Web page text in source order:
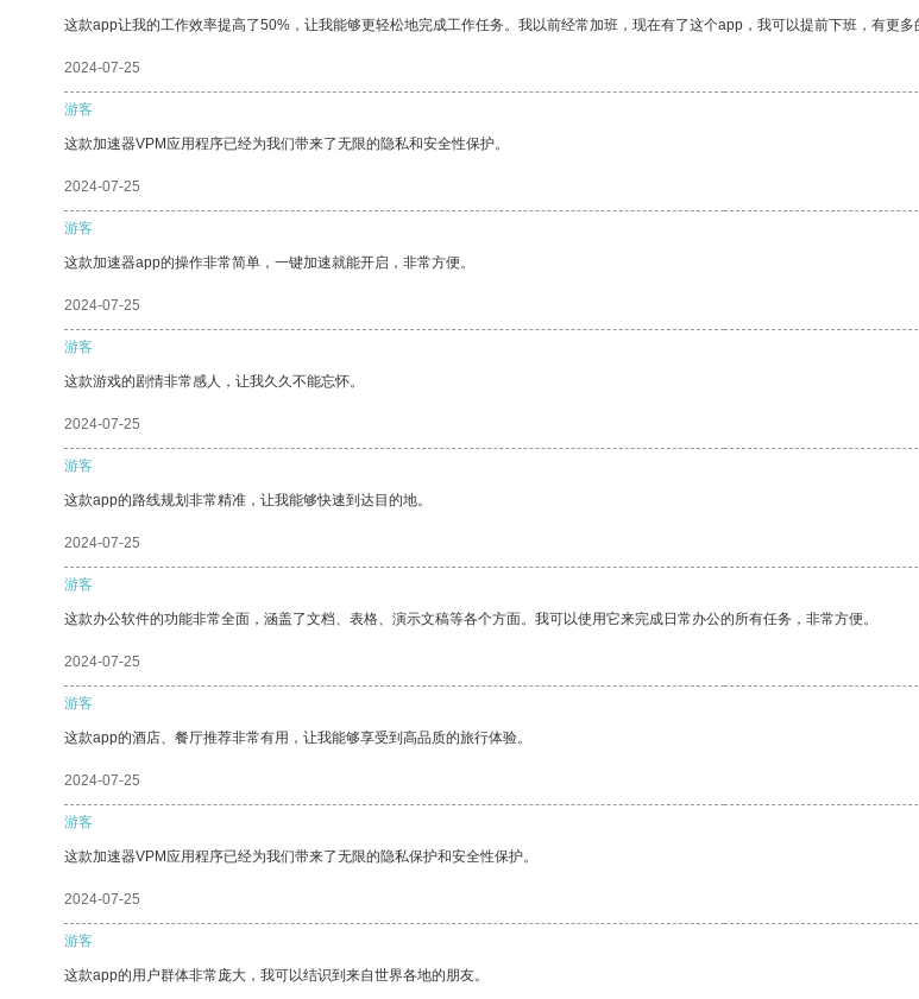
这款app让我的工作效率提高了50%，让我能够更轻松地完成工作任务。我以前经常加班，现在有了这个app，我可以提前下班，有更多
2024-07-25
游客
这款加速器VPM应用程序已经为我们带来了无限的隐私和安全性保护。
2024-07-25
游客
这款加速器app的操作非常简单，一键加速就能开启，非常方便。
2024-07-25
游客
这款游戏的剧情非常感人，让我久久不能忘怀。
2024-07-25
游客
这款app的路线规划非常精准，让我能够快速到达目的地。
2024-07-25
游客
这款办公软件的功能非常全面，涵盖了文档、表格、演示文稿等各个方面。我可以使用它来完成日常办公的所有任务，非常方便。
2024-07-25
游客
这款app的酒店、餐厅推荐非常有用，让我能够享受到高品质的旅行体验。
2024-07-25
游客
这款加速器VPM应用程序已经为我们带来了无限的隐私保护和安全性保护。
2024-07-25
游客
这款app的用户群体非常庞大，我可以结识到来自世界各地的朋友。